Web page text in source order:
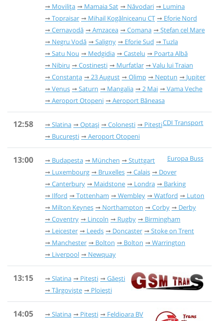
Movilița Mamaia Sat Năvodari
Lumina
Topraisar
Mihail Kogălniceanu CT
Eforie Nord
Cernavodă
Amzacea Comana
Ștefan cel Mare
Negru Vodă
Saligny Eforie Sud
Tuzla
Satu Nou
Medgidia Castelu
Poarta Albă
Nibiru
Costinești Murfatlar
Valu lui Traian
Constanța
23 August Olimp Neptun
Jupiter
Venus
Saturn Mangalia 2 Mai
Vama Veche
Aeroport Otopeni
Aeroport Băneasa
12:58 CDI Transport
Slatina Optași Colonești
Pitești
București
Aeroport Otopeni
13:00 Europa Buss
Budapesta München
Stuttgart
Luxembourg
Bruxelles Calais
Dover
Canterbury
Maidstone Londra
Barking
Ilford
Tottenham Wembley Watford
Luton
Milton Keynes
Northampton Corby
Derby
Coventry
Lincoln Rugby
Birmingham
Leicester
Leeds Doncaster
Stoke on Trent
Manchester
Bolton Bolton
Warrington
Liverpool
Newquay
13:15 Slatina Pitești
Găești
Târgoviște
Ploiești
14:05 Slatina Pitești
Feldioara BV